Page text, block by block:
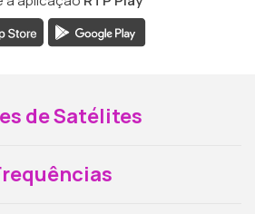
de Satélites